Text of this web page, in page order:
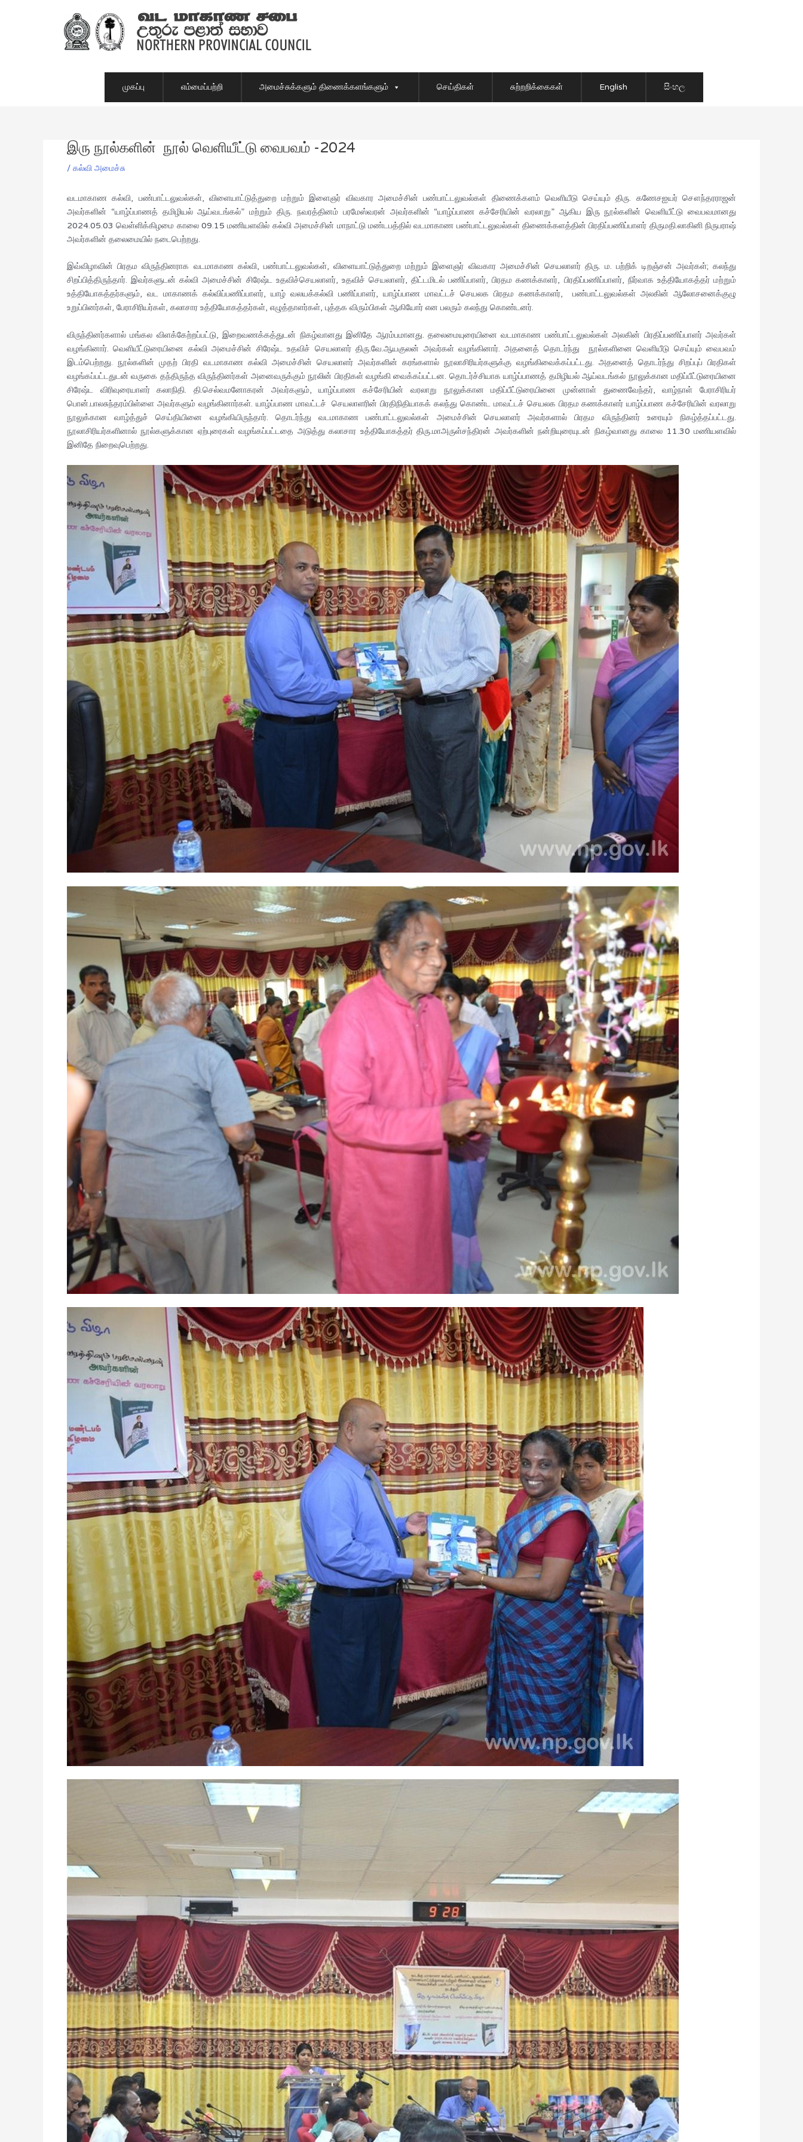
முகப்பு எம்மைப்பற்றி அமைச்சுக்களும் திணைக்களங்களும் செய்திகள் சுற்றறிக்கைகள் English සිංහල
இரு நூல்களின் நூல் வெளியீட்டு வைபவம் -2024
/ கல்வி அமைச்சு
வடமாகாண கல்வி, பண்பாட்டலுவல்கள், விளையாட்டுத்துறை மற்றும் இளைஞர் விவகார அமைச்சின் பண்பாட்டலுவல்கள் திணைக்களம் வெளியீடு செய்யும் திரு. கணேசஐயர் சௌந்தரராஜன்
அவர்களின் “யாழ்ப்பாணத் தமிழியல் ஆய்வடங்கல்” மற்றும் திரு. நவரத்தினம் பரமேஸ்வரன் அவர்களின் “யாழ்ப்பாண கச்சேரியின் வரலாறு” ஆகிய இரு நூல்களின் வெளியீட்டு வைபவமானது
2024.05.03 வெள்ளிக்கிழமை காலை 09.15 மணியளவில் கல்வி அமைச்சின் மாநாட்டு மண்டபத்தில் வடமாகாண பண்பாட்டலுவல்கள் திணைக்களத்தின் பிரதிப்பணிப்பாளர் திருமதி.லாகினி நிருபராஷ்
அவர்களின் தலைமையில் நடைபெற்றது.
இவ்விழாவின் பிரதம விருந்தினராக வடமாகாண கல்வி, பண்பாட்டலுவல்கள், விளையாட்டுத்துறை மற்றும் இளைஞர் விவகார அமைச்சின் செயலாளர் திரு. ம. பற்றிக் டிறஞ்சன் அவர்கள்; கலந்து
சிறப்பித்திருந்தார். இவர்களுடன் கல்வி அமைச்சின் சிரேஷ்ட உதவிச்செயலாளர், உதவிச் செயலாளர், திட்டமிடல் பணிப்பாளர், பிரதம கணக்காளர், பிரதிப்பணிப்பாளர், நிர்வாக உத்தியோகத்தர் மற்றும்
உத்தியோகத்தர்களும், வட மாகாணக் கல்விப்பணிப்பாளர், யாழ் வலயக்கல்வி பணிப்பாளர், யாழ்ப்பாண மாவட்டச் செயலக பிரதம கணக்காளர், பண்பாட்டலுவல்கள் அலகின் ஆலோசனைக்குழு
உறுப்பினர்கள், பேராசிரியர்கள், கலாசார உத்தியோகத்தர்கள், எழுத்தாளர்கள், புத்தக விரும்பிகள் ஆகியோர் என பலரும் கலந்து கொண்டனர்.
விருந்தினர்களால் மங்கல விளக்கேற்றப்பட்டு, இறைவணக்கத்துடன் நிகழ்வானது இனிதே ஆரம்பமானது. தலைமையுரையினை வடமாகாண பண்பாட்டலுவல்கள் அலகின் பிரதிப்பணிப்பாளர் அவர்கள்
வழங்கினார். வெளியீட்டுரையினை கல்வி அமைச்சின் சிரேஷ்ட உதவிச் செயலாளர் திரு.வே.ஆயகுலன் அவர்கள் வழங்கினார். அதனைத் தொடர்ந்து நூல்களினை வெளியீடு செய்யும் வைபவம்
இடம்பெற்றது. நூல்களின் முதற் பிரதி வடமாகாண கல்வி அமைச்சின் செயலாளர் அவர்களின் கரங்களால் நூலாசிரியர்களுக்கு வழங்கிவைக்கப்பட்டது. அதனைத் தொடர்ந்து சிறப்புப் பிரதிகள்
வழங்கப்பட்டதுடன் வருகை தந்திருந்த விருந்தினர்கள் அனைவருக்கும் நூலின் பிரதிகள் வழங்கி வைக்கப்பட்டன. தொடர்ச்சியாக யாழ்ப்பாணத் தமிழியல் ஆய்வடங்கல் நூலுக்கான மதிப்பீட்டுரையினை
சிரேஷ்ட விரிவுரையாளர் கலாநிதி. தி.செல்வமனோகரன் அவர்களும், யாழ்ப்பாண கச்சேரியின் வரலாறு நூலுக்கான மதிப்பீட்டுரையினை முன்னாள் துணைவேந்தர், வாழ்நாள் பேராசிரியர்
பொன்.பாலசுந்தரம்பிள்ளை அவர்களும் வழங்கினார்கள். யாழ்ப்பாண மாவட்டச் செயலாளரின் பிரதிநிதியாகக் கலந்து கொண்ட மாவட்டச் செயலக பிரதம கணக்காளர் யாழ்ப்பாண கச்சேரியின் வரலாறு
நூலுக்கான வாழ்த்துச் செய்தியினை வழங்கியிருந்தார். தொடர்ந்து வடமாகாண பண்பாட்டலுவல்கள் அமைச்சின் செயலாளர் அவர்களால் பிரதம விருந்தினர் உரையும் நிகழ்த்தப்பட்டது.
நூலாசிரியர்களினால் நூல்களுக்கான ஏற்புரைகள் வழங்கப்பட்டதை அடுத்து கலாசார உத்தியோகத்தர் திரு.மாஅருள்சந்திரன் அவர்களின் நன்றியுரையுடன் நிகழ்வானது காலை 11.30 மணியளவில்
இனிதே நிறைவுபெற்றது.
Post